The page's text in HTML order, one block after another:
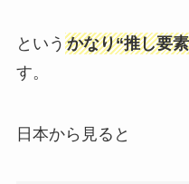
という かなり“推し要
す。
日本から見ると